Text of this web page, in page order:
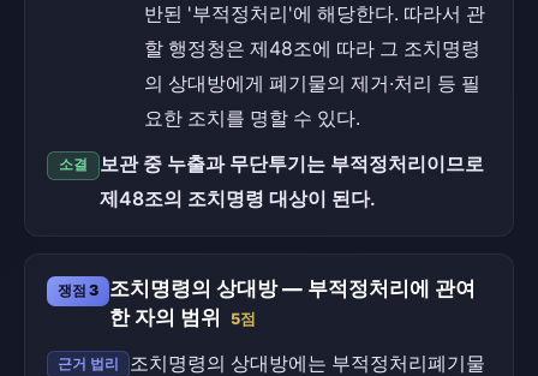
반된 '부적정처리'에 해당한다. 따라서 관
할 행정청은 제48조에 따라 그 조치명령
의 상대방에게 폐기물의 제거·처리 등 필
요한 조치를 명할 수 있다.
소결
보관 중 누출과 무단투기는 부적정처리이므로
제48조의 조치명령 대상이 된다.
쟁점 3
조치명령의 상대방 — 부적정처리에 관여
한 자의 범위
5점
근거 법리
조치명령의 상대방에는 부적정처리폐기물